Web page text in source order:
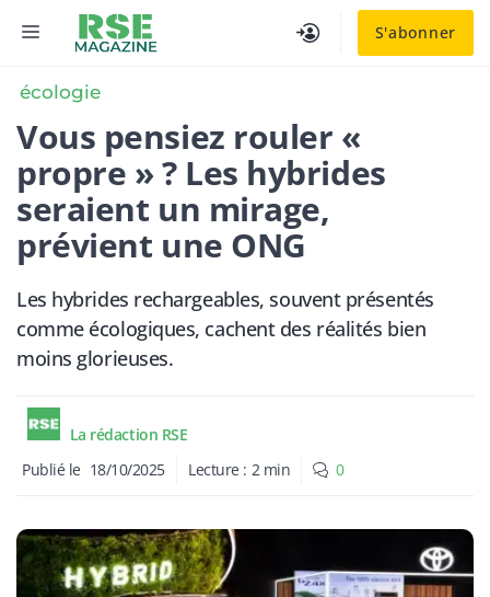
S'abonner
MENU
écologie
Vous pensiez rouler «
propre » ? Les hybrides
seraient un mirage,
prévient une ONG
Les hybrides rechargeables, souvent présentés
comme écologiques, cachent des réalités bien
moins glorieuses.
La rédaction RSE
Publié le 18/10/2025 Lecture : 2 min 0